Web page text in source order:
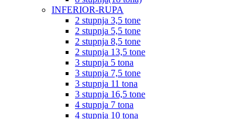
INFERIOR-RUPA
2 stupnja 3,5 tone
2 stupnja 5,5 tone
2 stupnja 8,5 tone
2 stupnja 13,5 tone
3 stupnja 5 tona
3 stupnja 7,5 tone
3 stupnja 11 tona
3 stupnja 16,5 tone
4 stupnja 7 tona
4 stupnja 10 tona